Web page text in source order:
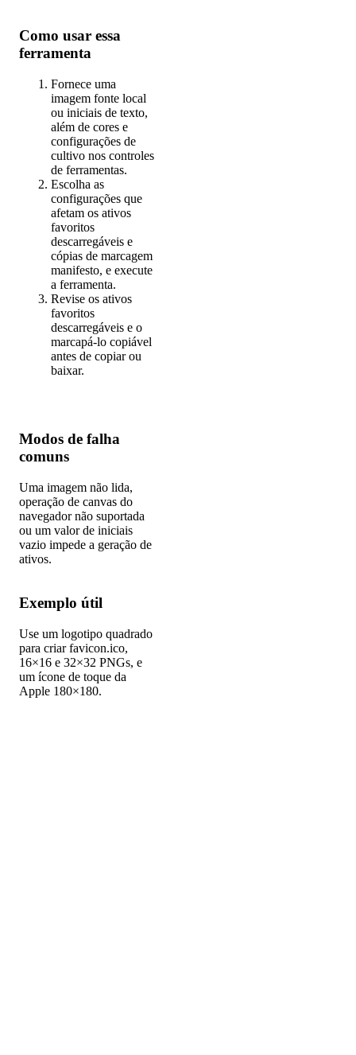
Como usar essa
ferramenta
Fornece uma
imagem fonte local
ou iniciais de texto,
além de cores e
configurações de
cultivo nos controles
de ferramentas.
Escolha as
configurações que
afetam os ativos
favoritos
descarregáveis e
cópias de marcagem
manifesto, e execute
a ferramenta.
Revise os ativos
favoritos
descarregáveis e o
marcapá-lo copiável
antes de copiar ou
baixar.
Modos de falha
comuns
Uma imagem não lida,
operação de canvas do
navegador não suportada
ou um valor de iniciais
vazio impede a geração de
ativos.
Exemplo útil
Use um logotipo quadrado
para criar favicon.ico,
16×16 e 32×32 PNGs, e
um ícone de toque da
Apple 180×180.